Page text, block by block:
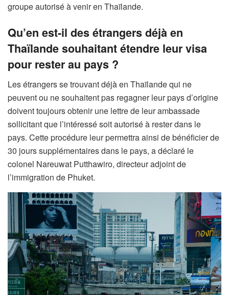
groupe autorisé à venir en Thaïlande.
Qu’en est-il des étrangers déjà en
Thaïlande souhaitant étendre leur visa
pour rester au pays ?
Les étrangers se trouvant déjà en Thaïlande qui ne
peuvent ou ne souhaitent pas regagner leur pays d’origine
doivent toujours obtenir une lettre de leur ambassade
sollicitant que l’intéressé soit autorisé à rester dans le
pays. Cette procédure leur permettra ainsi de bénéficier de
30 jours supplémentaires dans le pays, a déclaré le
colonel Nareuwat Putthawiro, directeur adjoint de
l’immigration de Phuket.